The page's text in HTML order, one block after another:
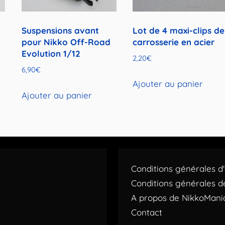
Suspensions avant
pour Nikko Off-Road
Evolution 1/12
6,90€
Ajouter au panier
Lot de 4 maxi-clips de
carrosserie en acier
2,20€
Ajouter au panier
Conditions générales
Conditions générales
A propos de
Contact